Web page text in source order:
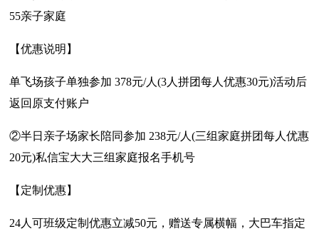
55亲子家庭
【优惠说明】
单飞场孩子单独参加 378元/人(3人拼团每人优惠30元)活动后
返回原支付账户
②半日亲子场家长陪同参加 238元/人(三组家庭拼团每人优惠
20元)私信宝大大三组家庭报名手机号
【定制优惠】
24人可班级定制优惠立减50元，赠送专属横幅，大巴车指定